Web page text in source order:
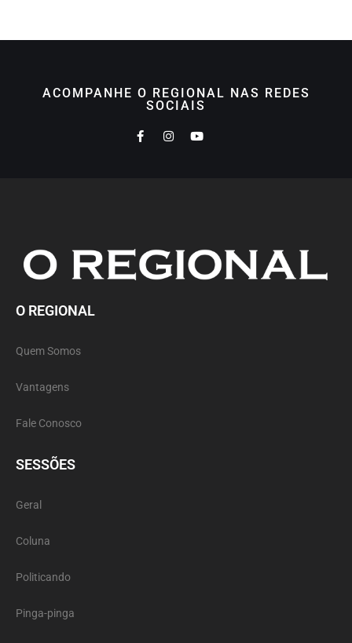
ACOMPANHE O REGIONAL NAS REDES
SOCIAIS
O REGIONAL
Quem Somos
Vantagens
Fale Conosco
SESSÕES
Geral
Coluna
Politicando
Pinga-pinga